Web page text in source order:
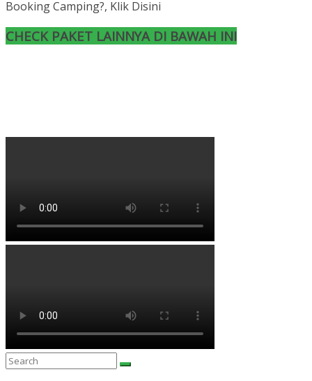
Booking Camping?, Klik Disini
CHECK PAKET LAINNYA DI BAWAH INI